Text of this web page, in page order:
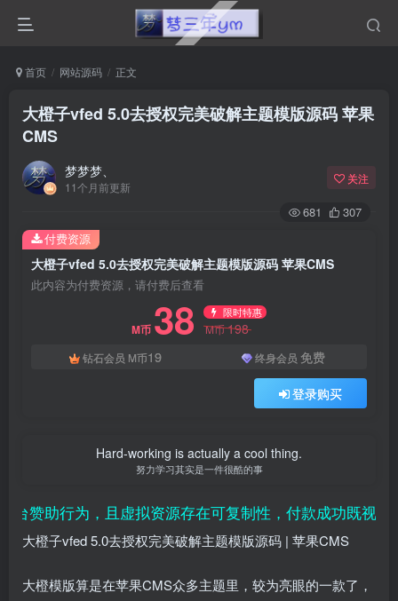
首页 网站源码 正文
大橙子vfed 5.0去授权完美破解主题模版源码 苹果
CMS
梦梦梦、
11个月前更新
关注
681 307
大橙子vfed 5.0去授权完美破解主题模版源码 苹果CMS
此内容为付费资源，请付费后查看
M币 38 限时特惠
M币198
钻石会员 M币19 终身会员 免费
登录购买
付费资源
Hard-working is actually a cool thing.
努力学习其实是一件很酷的事
助行为，且虚拟资源存在可复制性，付款成功既视为接
大橙子vfed 5.0去授权完美破解主题模版源码 | 苹果CMS
大橙模版算是在苹果CMS众多主题里，较为亮眼的一款了，